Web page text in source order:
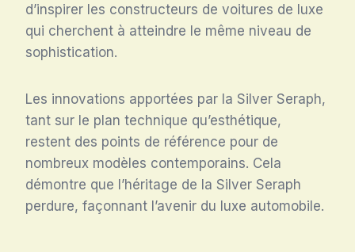
d’inspirer les constructeurs de voitures de luxe
qui cherchent à atteindre le même niveau de
sophistication.
Les innovations apportées par la Silver Seraph,
tant sur le plan technique qu’esthétique,
restent des points de référence pour de
nombreux modèles contemporains. Cela
démontre que l’héritage de la Silver Seraph
perdure, façonnant l’avenir du luxe automobile.